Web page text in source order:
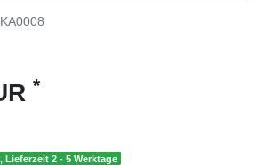
*
2 - 5 Werktage